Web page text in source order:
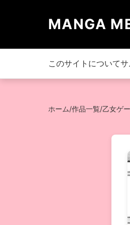
MANGA
このサイトについてサ
ホーム/作品一覧/乙女ゲ